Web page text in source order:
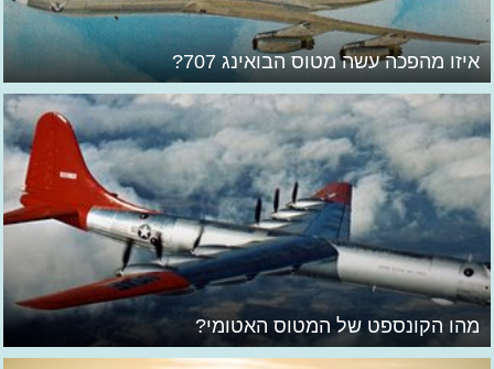
איזו מהפכה עשה מטוס הבואינג 707?
מהו הקונספט של המטוס האטומי?